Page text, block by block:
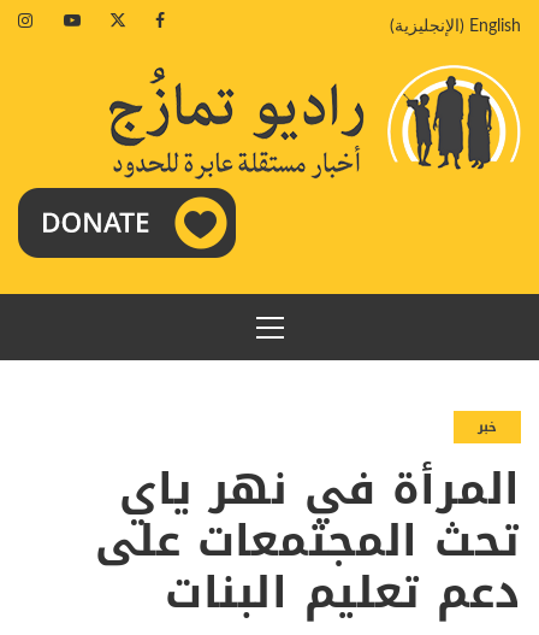
إلىEnglish
( الإنجليزية)
Facebook
Twitter
Youtube
القائمة
الرئيسية
خبر
المرأة في نهر ياي
تحث المجتمعات على
دعم تعليم البنات